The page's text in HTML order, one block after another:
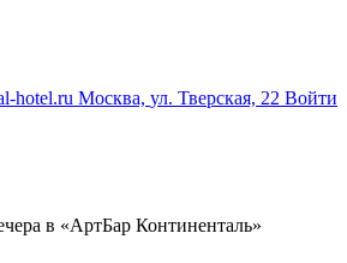
hotel.ru Москва, ул. Тверская, 22 Войти
в «АртБар Континенталь»